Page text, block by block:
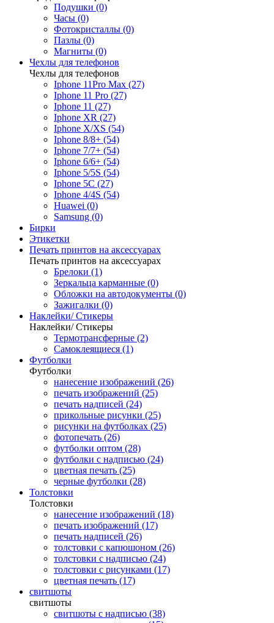
Подушки (0)
Часы (0)
Фотокристаллы (0)
Пазлы (0)
Магниты (0)
Чехлы для телефонов
Чехлы для телефонов
Iphone 11Pro Max (27)
Iphone 11 Pro (27)
Iphone 11 (27)
Iphone XR (27)
Iphone X/XS (54)
Iphone 8/8+ (54)
Iphone 7/7+ (54)
Iphone 6/6+ (54)
Iphone 5/5S (54)
Iphone 5C (27)
Iphone 4/4S (54)
Huawei (0)
Samsung (0)
Бирки
Этикетки
Печать принтов на аксессуарах
Печать принтов на аксессуарах
Брелоки (1)
Зеркальца карманные (0)
Обложки на автодокументы (0)
Зажигалки (0)
Наклейки/ Стикеры
Наклейки/ Стикеры
Термотрансферные (2)
Самоклеящиеся (1)
Футболки
Футболки
нанесение изображений (26)
печать изображений (25)
печать надписей (24)
прикольные рисунки (25)
рисунки на футболках (25)
фотопечать (26)
футболки оптом (28)
футболки с надписью (24)
цветная печать (25)
черные футболки (28)
Толстовки
Толстовки
нанесение изображений (18)
печать изображений (17)
печать надписей (26)
толстовки с капюшоном (26)
толстовки с надписью (24)
толстовки с рисунками (17)
цветная печать (17)
свитшоты
свитшоты
свитшоты с надписью (38)